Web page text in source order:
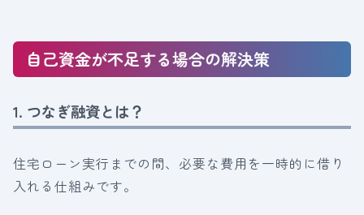
自己資金が不足する場合の解決策
1. つなぎ融資とは？
住宅ローン実行までの間、必要な費用を一時的に借り
入れる仕組みです。